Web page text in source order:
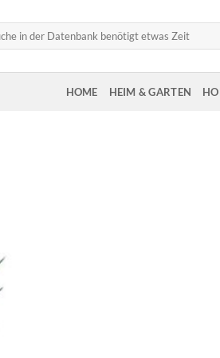
HOME HEIM & GARTEN